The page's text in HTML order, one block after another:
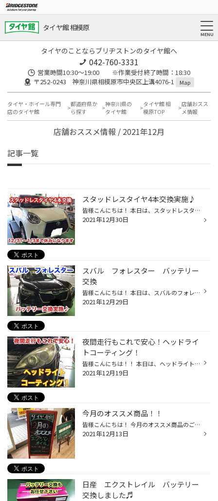
タイヤ館 相模原
タイヤのことならブリヂストンのタイヤ館へ
042-760-3331
営業時間10:30～19:00 ※作業受付終了時間：18:30
〒252-0243 神奈川県相模原市中央区上溝4076-1
Map
タイヤ・ホイール専門
店のタイヤ館
都道府県か
ら探す
神奈川県の
タイヤ館
タイヤ館 相
模原TOP
店舗おスス
メ情報
店舗おススメ情報 / 2021年12月
記事一覧
スタッドレスタイヤ4本交換実施♪
皆様こんにちは！ 本日は、スタッドレスタイヤ交換を 実施致しましたのでご紹介させていただきます。 去年に比べて、昼間はかなりあったかいですね。 年を越したら本格的に寒くなりそうですね(-_-;) まだ夏タイヤをはかれている方は 早めにスタッドレスタイヤに交換しましょう♪ では、作業していき...
2021年12月30日
スバル フォレスター バッテリー
交換
皆様こんにちは！ 本日は、スバルのフォレスターにバッテリー交換を 実施致しましたのでご紹介させていただきます。 タイヤの履き替え時に、無料安全点検を行い バッテリーの状態が「要交換」 冬場はバッテリーの負荷が大きく、バッテリー上がりの原因になってしまいます。 3年以上使用されているバ...
2021年12月29日
夜間走行もこれで安心！ヘッドライ
トコーティング！
皆様こんにちは！！ 本日は、ヘッドライトコーティングを 実施致しましたのでご紹介させて頂きます。 暗くなるのが早くなりましたよね！ 夜間は視野の確保がとても重要です。 黄ばんでいると光が遮られてしまいます！ 当店のヘッドライトコーティングでクリアにしませんか？ コーティング剤をつけて...
2021年12月19日
今月のオススメ商品！！
皆様こんにちは！ 今月のオススメ商品のご紹介です♪ 今回は…「エンジンオイル」です！！ 冬のレジャー前に交換しませんか？ こだわりのオイル取り扱いしております(*^^*) モービル1･スヴェルト･プロステージSなどなど… 量り売りオイルでは アプリ会員様限定でお得に交換できる メンテナンスパックが...
2021年12月13日
日産 エクストレイル バッテリー
交換しました♬